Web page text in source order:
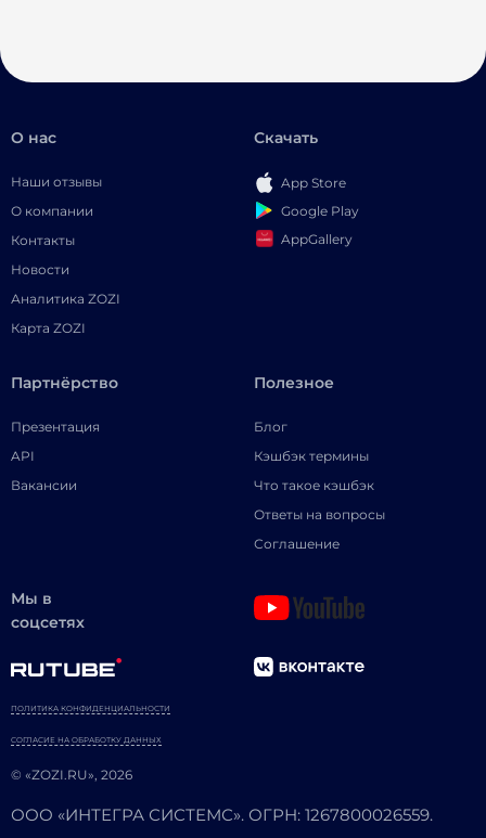
О нас
Наши отзывы
О компании
Контакты
Новости
Аналитика ZOZI
Карта ZOZI
Скачать
App Store
Google Play
AppGallery
Партнёрство
Презентация
API
Вакансии
Полезное
Блог
Кэшбэк термины
Что такое кэшбэк
Ответы на вопросы
Соглашение
Мы в
соцсетях
© «ZOZI.RU», 2026
ПОЛИТИКА КОНФИДЕНЦИАЛЬНОСТИ
СОГЛАСИЕ НА ОБРАБОТКУ ДАННЫХ
ООО «ИНТЕГРА СИСТЕМС». ОГРН: 1267800026559.